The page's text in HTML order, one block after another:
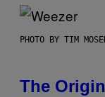
PHOTO BY TIM
The